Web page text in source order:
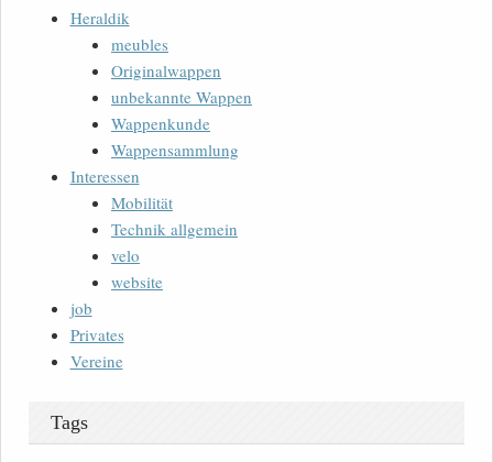
Heraldik
meubles
Originalwappen
unbekannte Wappen
Wappenkunde
Wappensammlung
Interessen
Mobilität
Technik allgemein
velo
website
job
Privates
Vereine
Tags